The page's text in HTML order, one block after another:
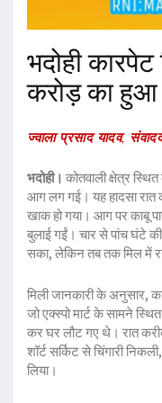
भदोही
करोड़ का
ज्वाला प्रसाद यादव,
भदोही। कोतवाली क्षेत्र
आग लग गई। यह हादसा
खाक हो गया। आग पर काबू
बुलाई गईं। चार से पांच घंटे
सका, लेकिन तब तक मिल में
मिली जानकारी के अनुसार,
जो एक्स्पो मार्ट के सामने
कर घर लौट गए थे। रात
शॉर्ट सर्किट से चिंगारी
लिया।